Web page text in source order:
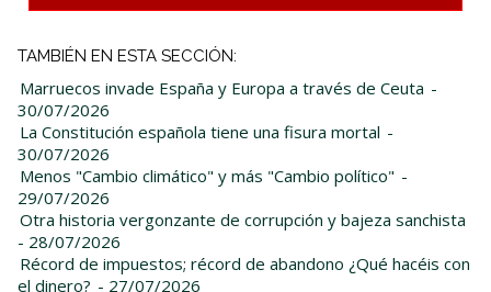
TAMBIÉN EN ESTA SECCIÓN:
Marruecos invade España y Europa a través de Ceuta -
30/07/2026
La Constitución española tiene una fisura mortal -
30/07/2026
Menos "Cambio climático" y más "Cambio político" -
29/07/2026
Otra historia vergonzante de corrupción y bajeza sanchista
- 28/07/2026
Récord de impuestos; récord de abandono ¿Qué hacéis con
el dinero? - 27/07/2026